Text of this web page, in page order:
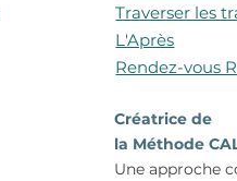
Traverser les
L'Après
Rendez-vous
Créatrice de
la Méthode
Une approche